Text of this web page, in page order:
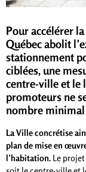
Pour accélérer
Québec abolit
stationnement
ciblées, une
centre-ville et le
promoteurs ne
nombre minimal
La Ville concrétise
plan de mise en
l’habitation. Le